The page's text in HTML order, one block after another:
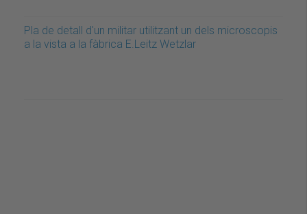
Pla de detall d'un militar utilitzant un dels microscopis
a la vista a la fàbrica E.Leitz Wetzlar